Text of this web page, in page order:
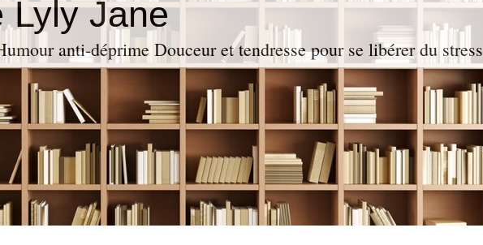
Lyly Jane
anti-déprime Douceur et tendresse pour se libérer du stress